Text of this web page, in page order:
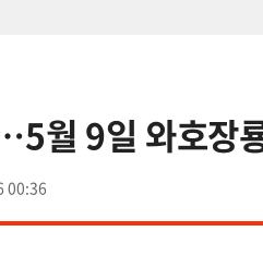
월 9일 와호장
00:36